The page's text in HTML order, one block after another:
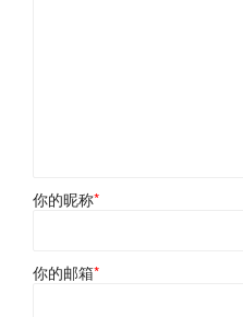
你的昵称*
你的邮箱*